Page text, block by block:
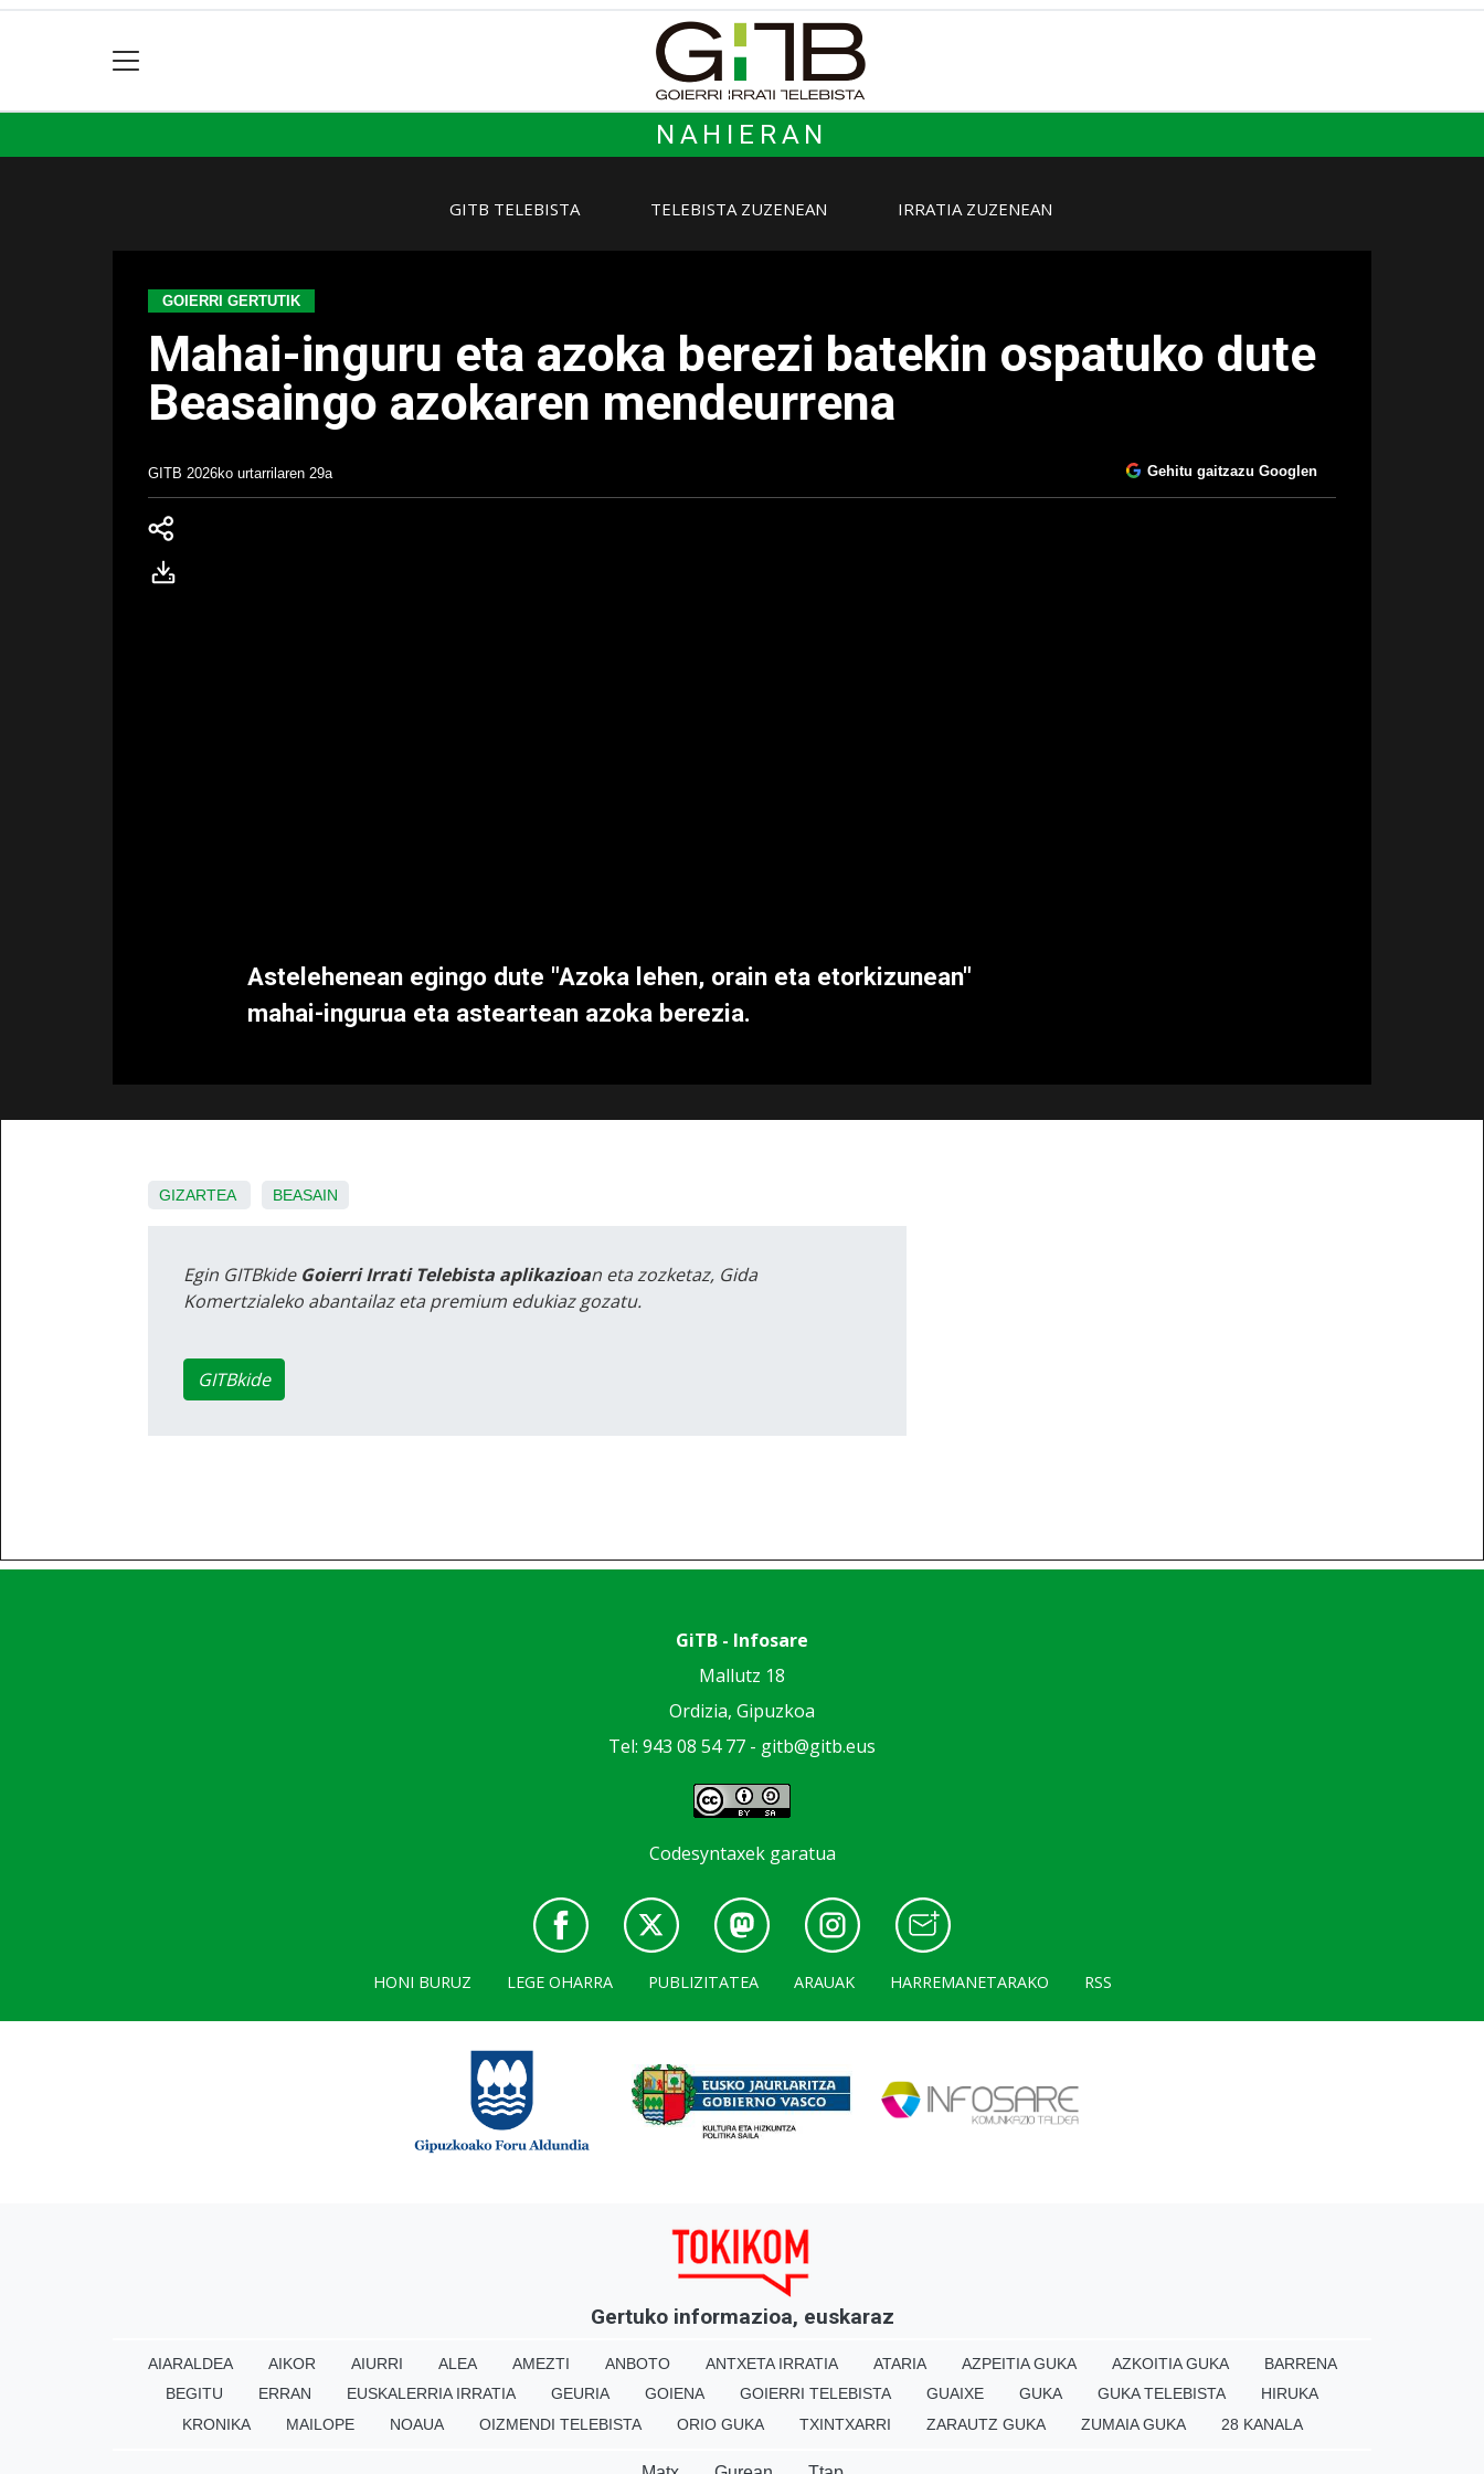
NAHIERAN
GITB TELEBISTA TELEBISTA ZUZENEAN IRRATIA ZUZENEAN
GOIERRI GERTUTIK
Mahai-inguru eta azoka berezi batekin ospatuko dute
Beasaingo azokaren mendeurrena
GITB 2026ko urtarrilaren 29a Gehitu gaitzazu Googlen
Astelehenean egingo dute "Azoka lehen, orain eta etorkizunean"
mahai-ingurua eta asteartean azoka berezia.
GIZARTEA BEASAIN
Egin GITBkide Goierri Irrati Telebista aplikazioan eta zozketaz, Gida
Komertzialeko abantailaz eta premium edukiaz gozatu.
GITBkide
GiTB - Infosare
Mallutz 18
Ordizia, Gipuzkoa
Tel: 943 08 54 77 - gitb@gitb.eus
Codesyntaxek garatua
HONI BURUZ LEGE OHARRA PUBLIZITATEA ARAUAK HARREMANETARAKO RSS
Gertuko informazioa, euskaraz
AIARALDEA AIKOR AIURRI ALEA AMEZTI ANBOTO ANTXETA IRRATIA ATARIA AZPEITIA GUKA AZKOITIA GUKA
BARRENA
BEGITU
ERRAN EUSKALERRIA IRRATIA GEURIA GOIENA GOIERRI TELEBISTA GUAIXE GUKA GUKA TELEBISTA
HIRUKA
KRONIKA
MAILOPE NOAUA OIZMENDI TELEBISTA ORIO GUKA TXINTXARRI ZARAUTZ GUKA ZUMAIA GUKA 28 KANALA